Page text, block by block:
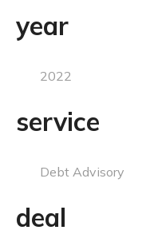
year
2022
service
Debt Advisory
deal